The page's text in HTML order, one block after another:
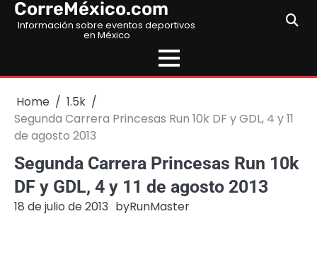
SkipCorreMéxico.com
Información sobre eventos deportivos
en México
Home
1.5k
Segunda Carrera Princesas Run 10k DF y GDL, 4 y 11
de agosto 2013
Segunda Carrera Princesas Run 10k
DF y GDL, 4 y 11 de agosto 2013
18 de julio de 2013 byRunMaster